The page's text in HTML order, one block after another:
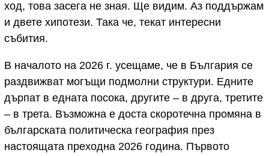
ход, това засега не зная. Ще видим. Аз поддържам
и двете хипотези. Така че, текат интересни
събития.
В началото на 2026 г. усещаме, че в България се
раздвижват могъщи подмолни структури. Едните
дърпат в едната посока, другите – в друга, третите
– в трета. Възможна е доста скоротечна промяна в
българската политическа география през
настоящата преходна 2026 година. Първото